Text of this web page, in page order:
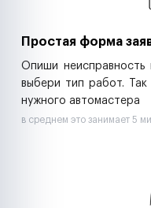
Простая форма
Опиши
выбери тип работ.
нужного автомастера
в среднем это занимает 5